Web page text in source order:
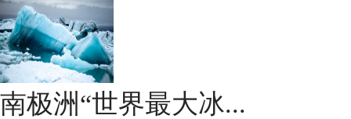
南极洲“世界最大冰...